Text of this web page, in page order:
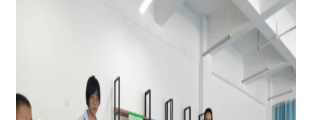
孩子们观看机器狗灵活带来炫酷表演